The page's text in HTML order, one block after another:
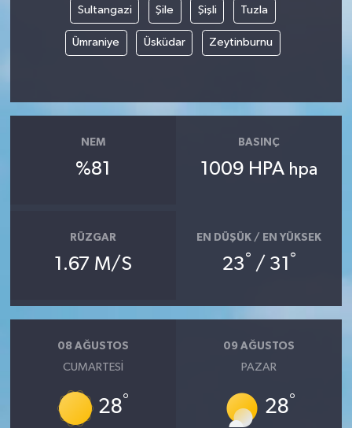
Sultangazi Şile Şişli Tuzla
Ümraniye Üsküdar Zeytinburnu
NEM
%81
BASINÇ
1009 HPA hpa
RÜZGAR
1.67 M/S
EN DÜŞÜK / EN YÜKSEK
23° / 31 °
08 AĞUSTOS
CUMARTESI
28°
09 AĞUSTOS
PAZAR
28°